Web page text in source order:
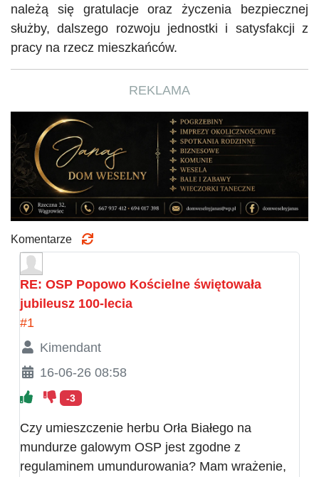
należą się gratulacje oraz życzenia bezpiecznej
służby, dalszego rozwoju jednostki i satysfakcji z
pracy na rzecz mieszkańców.
REKLAMA
Komentarze
RE: OSP Popowo Kościelne świętowała
jubileusz 100-lecia
#1
Kimendant
16-06-26 08:58
-3
Czy umieszczenie herbu Orła Białego na
mundurze galowym OSP jest zgodne z
regulaminem umundurowania? Mam wrażenie,